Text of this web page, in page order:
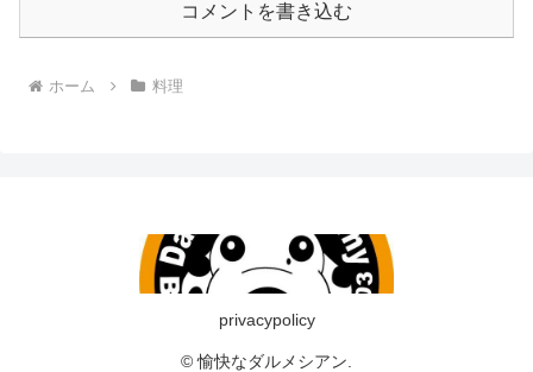
コメントを書き込む
ホーム 料理
privacypolicy
© 愉快なダルメシアン.